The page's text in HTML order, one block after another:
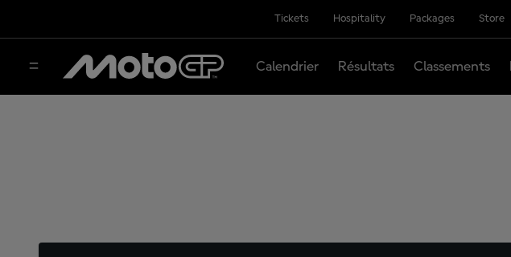
Tickets Hospitality Packages Store
Calendrier Résultats Classements